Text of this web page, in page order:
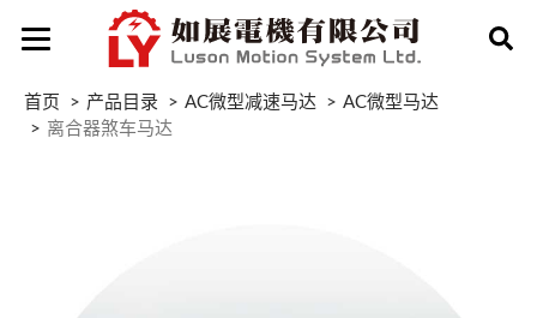
首页 产品目录 AC微型减速马达
AC微型马达
离合器煞车马达